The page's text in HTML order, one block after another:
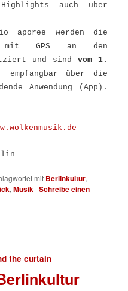
auch über
aporee werden die
mit GPS an den
und sind vom 1.
über die
Anwendung (App).
mit Berlinkultur,
,Musik |Schreibe einen
the curtain